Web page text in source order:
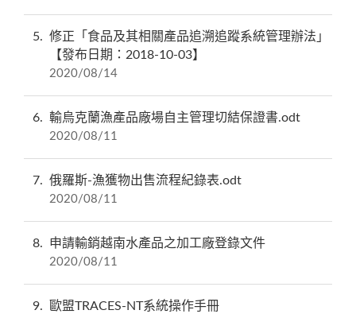
5
修正「食品及其相關產品追溯追蹤系統管理辦法」
【發布日期：2018-10-03】
2020/08/14
6 輸烏克蘭漁產品廠場自主管理切結保證書.odt
2020/08/11
7 俄羅斯-漁獲物出售流程紀錄表.odt
2020/08/11
8 申請輸銷越南水產品之加工廠登錄文件
2020/08/11
9 歐盟TRACES-NT系統操作手冊